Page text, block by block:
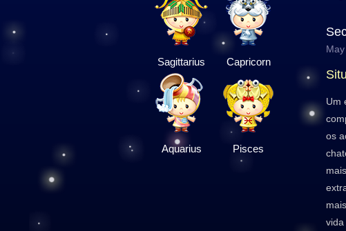
Sagittarius Capricorn
Aquarius Pisces
Um
os